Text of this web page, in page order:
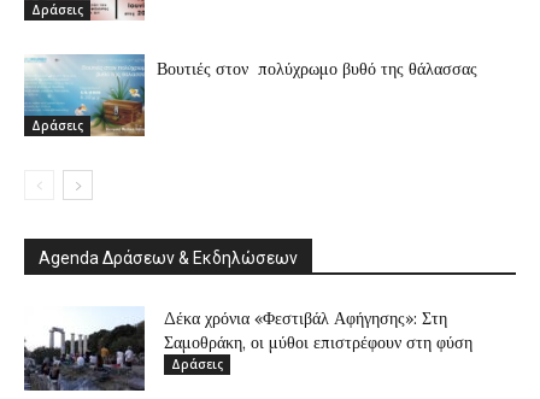
Δράσεις
Δράσεις
Βουτιές στον πολύχρωμο βυθό της θάλασσας
Agenda Δράσεων & Εκδηλώσεων
Δέκα χρόνια «Φεστιβάλ Αφήγησης»: Στη
Σαμοθράκη, οι μύθοι επιστρέφουν στη φύση
Δράσεις